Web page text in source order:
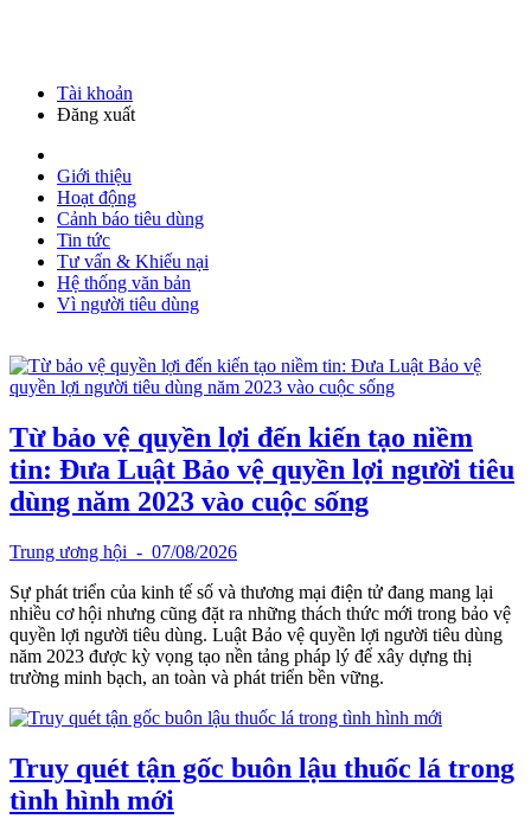
Tài khoản
Đăng xuất
Giới thiệu
Hoạt động
Cảnh báo tiêu dùng
Tin tức
Tư vấn & Khiếu nại
Hệ thống văn bản
Vì người tiêu dùng
Từ bảo vệ quyền lợi đến kiến tạo niềm
tin: Đưa Luật Bảo vệ quyền lợi người tiêu
dùng năm 2023 vào cuộc sống
Trung ương hội - 07/08/2026
Sự phát triển của kinh tế số và thương mại điện tử đang mang lại
nhiều cơ hội nhưng cũng đặt ra những thách thức mới trong bảo vệ
quyền lợi người tiêu dùng. Luật Bảo vệ quyền lợi người tiêu dùng
năm 2023 được kỳ vọng tạo nền tảng pháp lý để xây dựng thị
trường minh bạch, an toàn và phát triển bền vững.
Truy quét tận gốc buôn lậu thuốc lá trong
tình hình mới